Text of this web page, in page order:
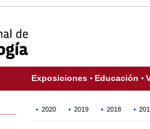
Exposiciones Educación
2020 2019 2018